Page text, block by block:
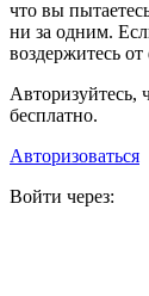
что вы
ни за одним.
воздержитесь
Авторизуйтесь,
бесплатно.
Авторизоваться
Войти через: